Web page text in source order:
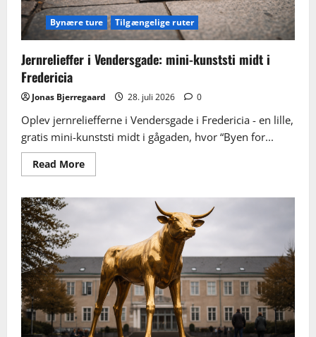
Bynære ture Tilgængelige ruter
Jernrelieffer i Vendersgade: mini-kunststi midt i
Fredericia
Jonas Bjerregaard 28. juli 2026 0
Oplev jernreliefferne i Vendersgade i Fredericia - en lille,
gratis mini-kunststi midt i gågaden, hvor “Byen for...
Read MoreRead
more
i
Fredericia